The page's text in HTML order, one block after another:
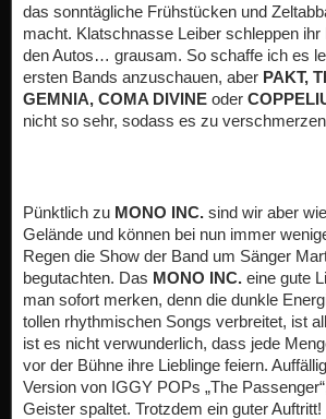
das sonntägliche Frühstücken und
macht. Klatschnasse Leiber schleppen
den Autos… grausam. So schaffe ich es
ersten Bands anzuschauen, aber PAKT,
GEMNIA, COMA DIVINE oder
nicht so sehr, sodass es zu
Pünktlich zu MONO INC. sind wir aber
Gelände und können bei nun immer
Regen die Show der Band um Sänger
begutachten. Das MONO INC. eine gute
man sofort merken, denn die dunkle
tollen rhythmischen Songs verbreitet, ist
ist es nicht verwunderlich, dass jede
vor der Bühne ihre Lieblinge feiern.
Version von IGGY POPs „The
Geister spaltet. Trotzdem ein guter Auftritt!